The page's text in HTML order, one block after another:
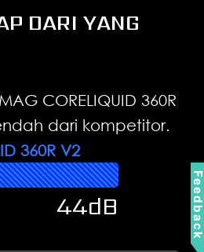
DARI YANG
CORELIQUID 360R
dari kompetitor.
360R V2
44dB